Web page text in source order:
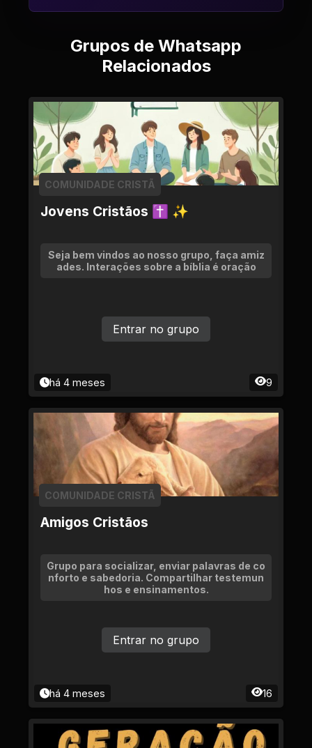
Grupos de Whatsapp
Relacionados
Jovens Cristãos ✝ ✨
COMUNIDADE CRISTÃ
Seja bem vindos ao nosso grupo, faça amiz
ades. Interações sobre a bíblia é oração
há 4 meses 9
Entrar no grupo
Amigos Cristãos
COMUNIDADE CRISTÃ
Grupo para socializar, enviar palavras de co
nforto e sabedoria. Compartilhar testemun
hos e ensinamentos.
há 4 meses 16
Entrar no grupo